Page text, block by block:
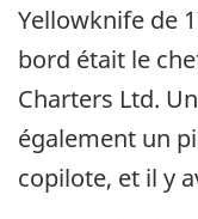
Yellowknife de
bord était le
Charters Ltd.
également un
copilote, et il y